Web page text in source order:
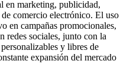
en marketing, publicidad,
comercio electrónico. El uso
en campañas promocionales,
redes sociales, junto con la
y libres de
expansión del mercado